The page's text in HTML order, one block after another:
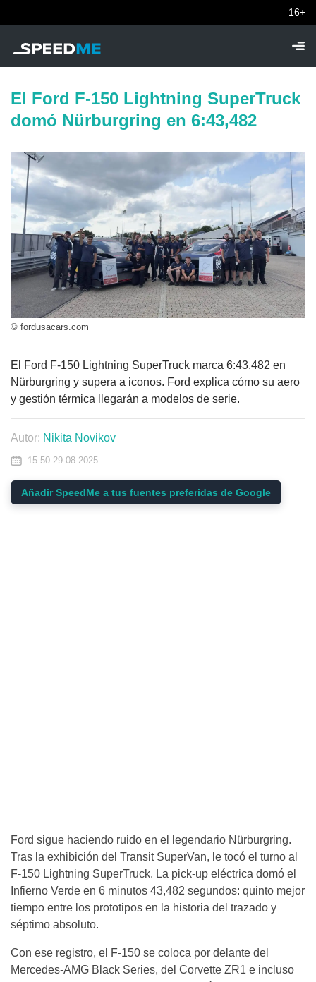
16+
El Ford F-150 Lightning SuperTruck
domó Nürburgring en 6:43,482
© fordusacars.com
El Ford F-150 Lightning SuperTruck marca 6:43,482 en
Nürburgring y supera a iconos. Ford explica cómo su aero
y gestión térmica llegarán a modelos de serie.
Autor: Nikita Novikov
15:50 29-08-2025
Añadir SpeedMe a tus fuentes preferidas de Google
Ford sigue haciendo ruido en el legendario Nürburgring.
Tras la exhibición del Transit SuperVan, le tocó el turno al
F-150 Lightning SuperTruck. La pick-up eléctrica domó el
Infierno Verde en 6 minutos 43,482 segundos: quinto mejor
tiempo entre los prototipos en la historia del trazado y
séptimo absoluto.
Con ese registro, el F-150 se coloca por delante del
Mercedes-AMG Black Series, del Corvette ZR1 e incluso